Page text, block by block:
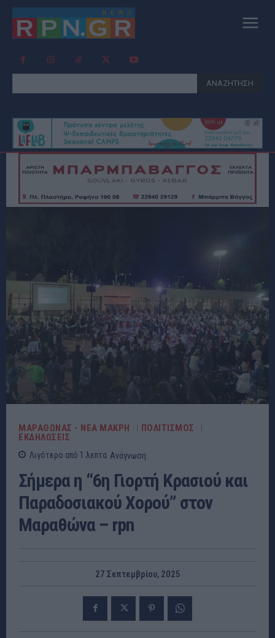
ΑΝΑΖΗΤΗΣΗ
ΜΑΡΑΘΩΝΑΣ - ΝΕΑ ΜΑΚΡΗ
ΠΟΛΙΤΙΣΜΟΣ
ΕΚΔΗΛΩΣΕΙΣ
Λιγότερο από 1 λεπτα Ανάγνωση
Σήμερα η “6η Γιορτή Κρασιού και
Παραδοσιακού Χορού” στον
Μαραθώνα – rpn
27 Σεπτεμβρίου, 2025